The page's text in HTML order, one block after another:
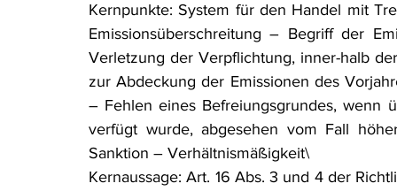
Kernpunkte: System für den Handel mit
Emissionsüberschreitung – Begriff der
Verletzung der Verpflichtung, inner-halb
zur Abdeckung der Emissionen des
– Fehlen eines Befreiungsgrundes, wenn
verfügt wurde, abgesehen vom Fall
Sanktion – Verhältnismäßigkeit\
Kernaussage: Art. 16 Abs. 3 und 4 der